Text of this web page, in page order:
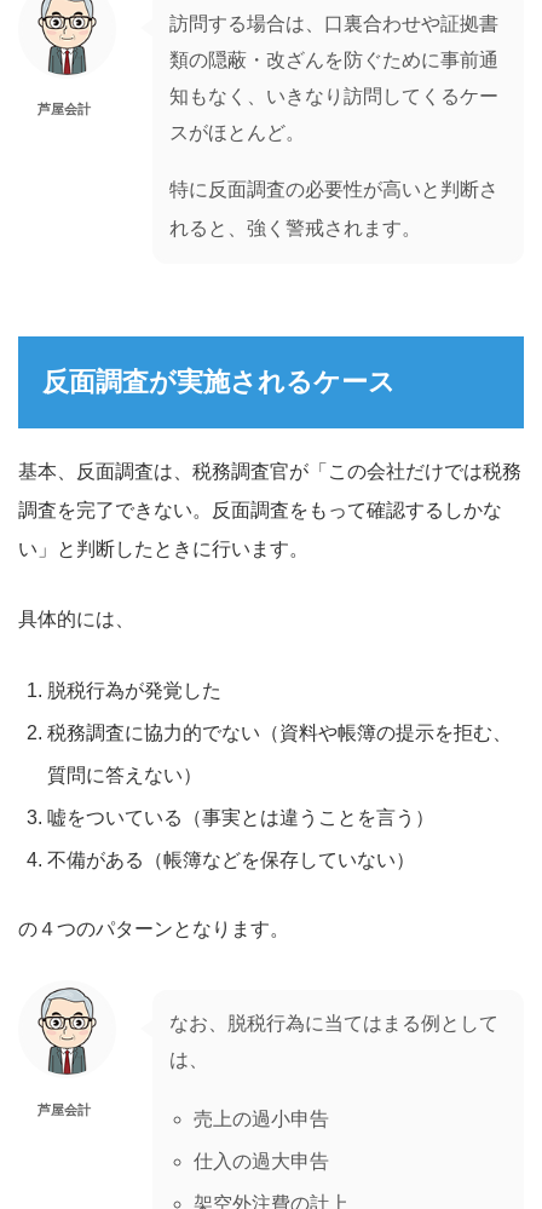
芦屋会計
訪問する場合は、口裏合わせや証拠書
類の隠蔽・改ざんを防ぐために事前通
知もなく、いきなり訪問してくるケー
スがほとんど。
特に反面調査の必要性が高いと判断さ
れると、強く警戒されます。
反面調査が実施されるケース
基本、反面調査は、税務調査官が「この会社だけでは税務
調査を完了できない。反面調査をもって確認するしかな
い」と判断したときに行います。
具体的には、
脱税行為が発覚した
税務調査に協力的でない（資料や帳簿の提示を拒む、
質問に答えない）
嘘をついている（事実とは違うことを言う）
不備がある（帳簿などを保存していない）
の４つのパターンとなります。
芦屋会計
なお、脱税行為に当てはまる例として
は、
売上の過小申告
仕入の過大申告
架空外注費の計上